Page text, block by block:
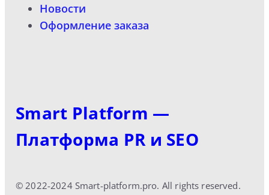
Новости
Оформление заказа
Smart Platform —
Платформа PR и SEO
© 2022-2024 Smart-platform.pro. All rights reserved.